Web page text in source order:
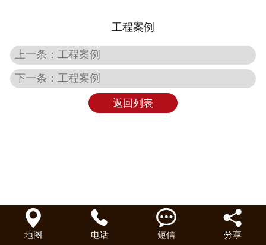
工程案例
上一条：工程案例
下一条：工程案例
返回列表

地图

电话

短信

分享